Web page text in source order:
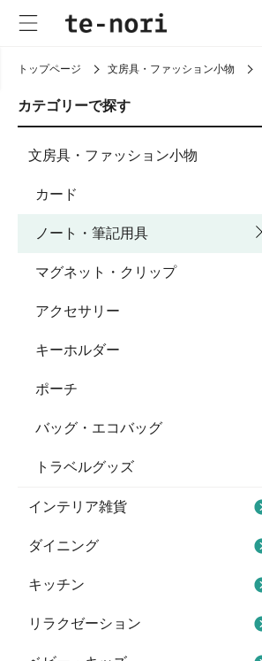
トップページ 文房具・ファッション小物
カテゴリーで探す
文房具・ファッション小物
カード
ノート・筆記用具
マグネット・クリップ
アクセサリー
キーホルダー
ポーチ
バッグ・エコバッグ
トラベルグッズ
インテリア雑貨
ダイニング
キッチン
リラクゼーション